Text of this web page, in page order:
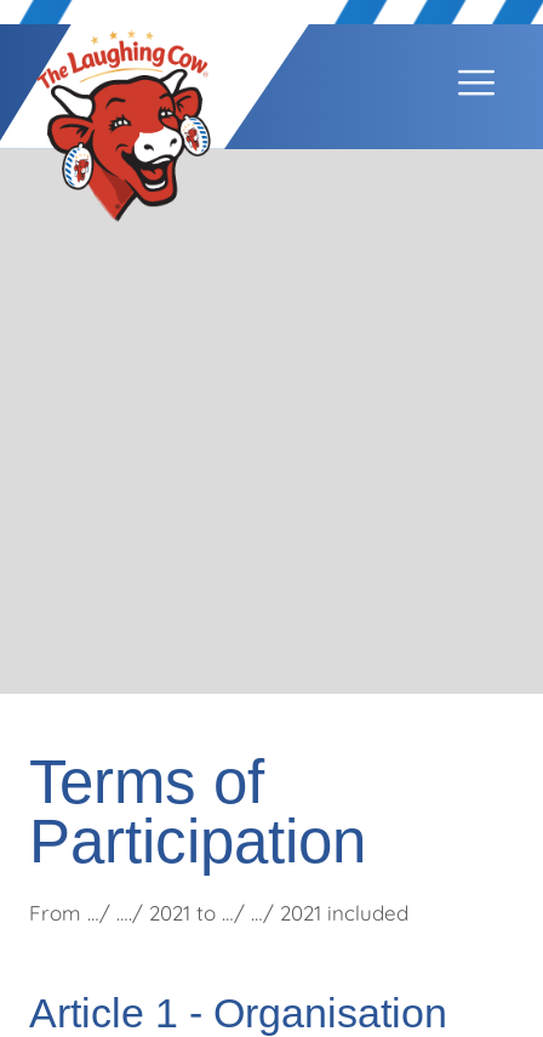
Terms of
Participation
From …/ …./ 2021 to …/ …/ 2021 included
Article 1 - Organisation